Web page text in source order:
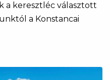
a keresztléc választott
a Konstancai